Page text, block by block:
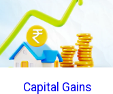
Capital Gains